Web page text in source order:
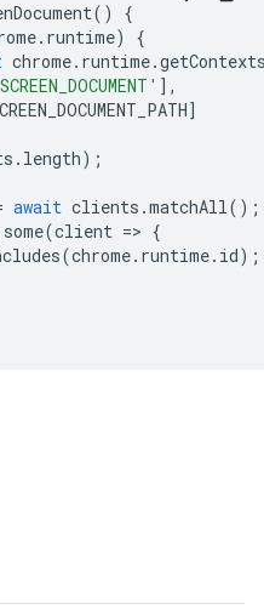
()
{
. runtime)
{
chrome. runtime.
],
]
. length);
await clients .matchAll();
some(client => {
(chrome. runtime. id);